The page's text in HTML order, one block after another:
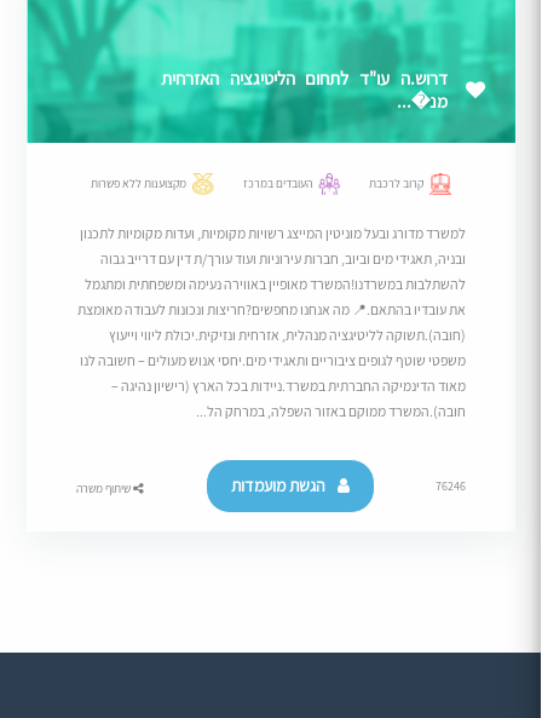
דרוש.ה עו"ד לתחום הליטיגציה האזרחית
מנ�...
קרוב לרכבת העובדים במרכז מקצוענות ללא פשרות
למשרד מדורג ובעל מוניטין המייצג רשויות מקומיות, ועדות מקומיות לתכנון
ובניה, תאגידי מים וביוב, חברות עירוניות ועוד עורך/ת דין עם דרייב גבוה
להשתלבות במשרדנו!המשרד מאופיין באווירה נעימה ומשפחתית ומתגמל
את עובדיו בהתאם.​📍 מה אנחנו מחפשים?חריצות ונכונות לעבודה מאומצת
(חובה).​תשוקה לליטיגציה מנהלית, אזרחית ונזיקית.​יכולת ליווי וייעוץ
משפטי שוטף לגופים ציבוריים ותאגידי מים.​יחסי אנוש מעולים – חשובה לנו
מאוד הדינמיקה החברתית במשרד.​ניידות בכל הארץ (רישיון נהיגה –
חובה).המשרד ממוקם באזור השפלה, במרחק הל...
76246 הגשת מועמדות שיתוף משרה